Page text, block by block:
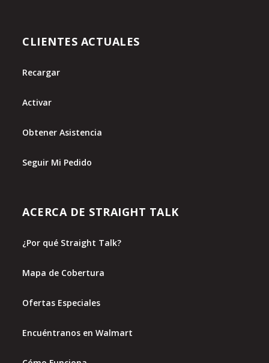
CLIENTES ACTUALES
Recargar
Activar
Obtener Asistencia
Seguir Mi Pedido
ACERCA DE STRAIGHT TALK
¿Por qué Straight Talk?
Mapa de Cobertura
Ofertas Especiales
Encuéntranos en Walmart